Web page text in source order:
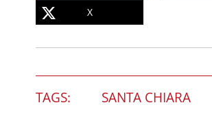
X
TAGS: SANTA CHIARA